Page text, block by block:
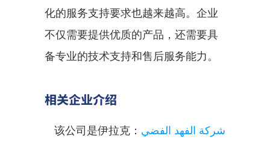
化的服务支持要求也越来越高。企业
不仅需要提供优质的产品，还需要具
备专业的技术支持和售后服务能力。
相关企业介绍
شركة الفهد الفضي
：该公司是伊拉克